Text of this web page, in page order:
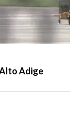
Adige